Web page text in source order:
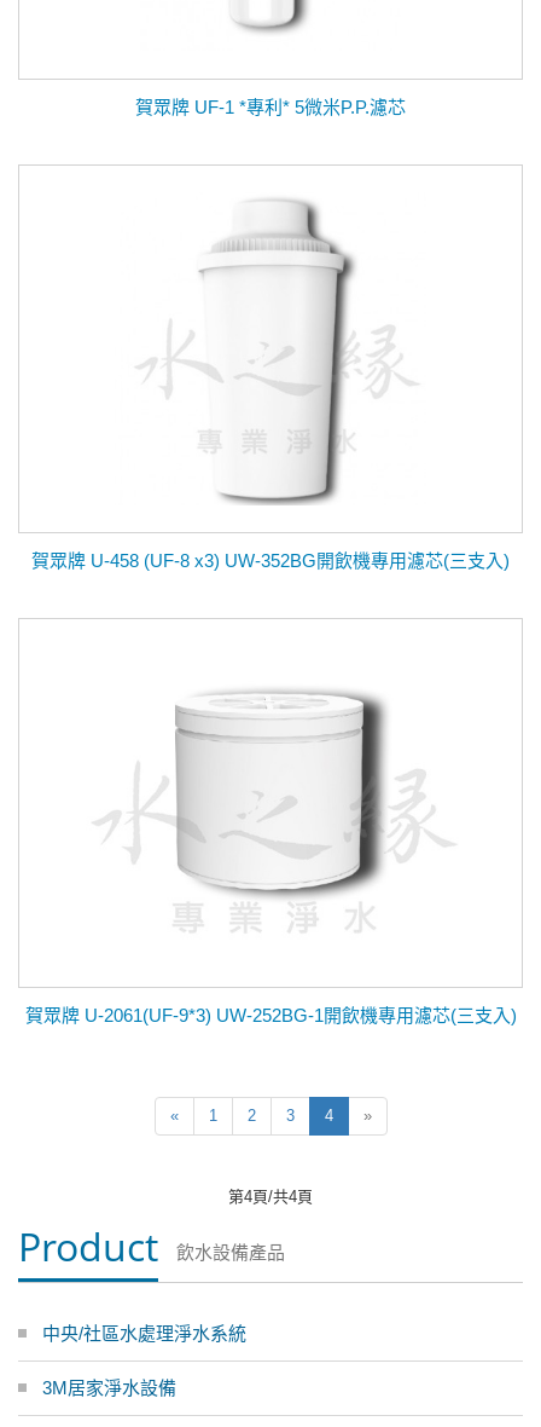
賀眾牌 UF-1 *專利* 5微米P.P.濾芯
賀眾牌 U-458 (UF-8 x3) UW-352BG開飲機專用濾芯(三支入)
賀眾牌 U-2061(UF-9*3) UW-252BG-1開飲機專用濾芯(三支入)
« 1 2 3 4 »
第4頁/共4頁
Product 飲水設備產品
中央/社區水處理淨水系統
3M居家淨水設備